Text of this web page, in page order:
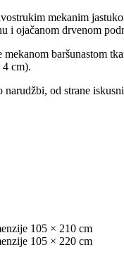
mekanim
i ojačanom drvenom
baršunastom
4 cm).
od strane
105 × 210 cm
105 × 220 cm